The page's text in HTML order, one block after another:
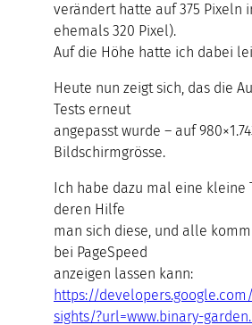
verändert hatte auf 375 Pixeln
ehemals 320 Pixel).
Auf die Höhe hatte ich dabei
Heute nun zeigt sich, das die
Tests erneut
angepasst wurde – auf
Bildschirmgrösse.
Ich habe dazu mal eine kleine
deren Hilfe
man sich diese, und alle
bei PageSpeed
anzeigen lassen kann:
https://
sights/?url=www.binary-